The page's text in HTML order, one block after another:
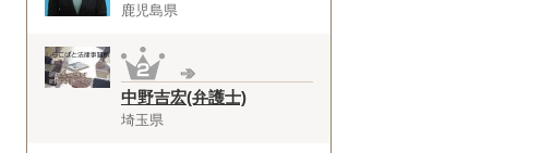
鹿児島県
中野吉宏(弁護士)
埼玉県